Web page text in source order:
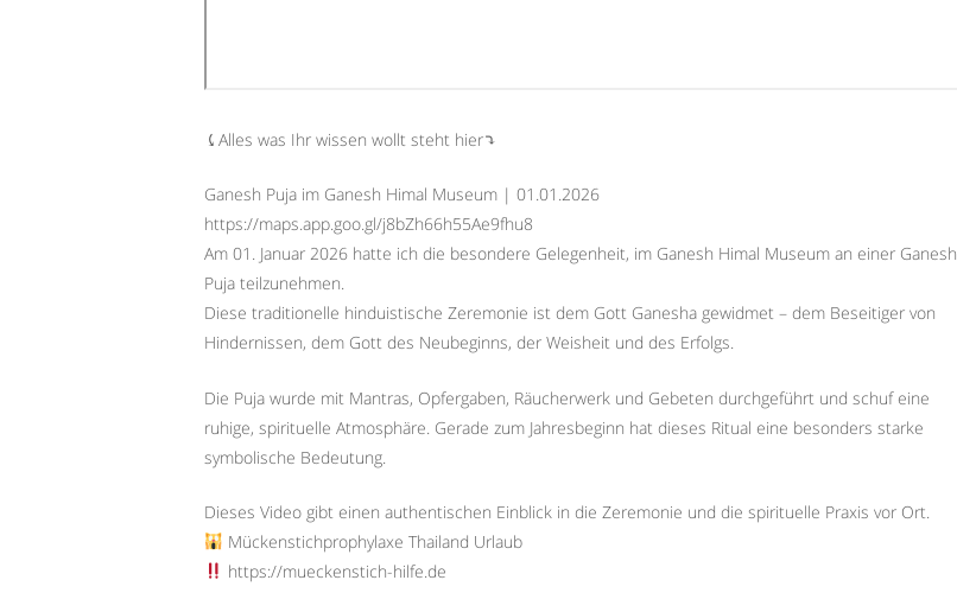
⤹Alles was Ihr wissen wollt steht hier⤵︎
Ganesh Puja im Ganesh Himal Museum | 01.01.2026
https://maps.app.goo.gl/j8bZh66h55Ae9fhu8
Am 01. Januar 2026 hatte ich die besondere Gelegenheit, im Ganesh Himal Museum an einer Ganesh
Puja teilzunehmen.
Diese traditionelle hinduistische Zeremonie ist dem Gott Ganesha gewidmet – dem Beseitiger von
Hindernissen, dem Gott des Neubeginns, der Weisheit und des Erfolgs.
Die Puja wurde mit Mantras, Opfergaben, Räucherwerk und Gebeten durchgeführt und schuf eine
ruhige, spirituelle Atmosphäre. Gerade zum Jahresbeginn hat dieses Ritual eine besonders starke
symbolische Bedeutung.
Dieses Video gibt einen authentischen Einblick in die Zeremonie und die spirituelle Praxis vor Ort.
Mückenstichprophylaxe Thailand Urlaub
https://mueckenstich-hilfe.de